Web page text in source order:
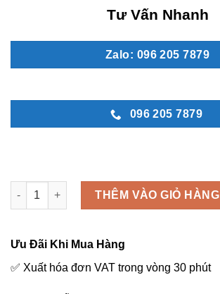
2.900.000 ₫.là:
Tư Vấn Nhanh
Zalo: 096 205 7879
096 205 7879
Vòng hoa tang lễ - MN 55 số lượng
THÊM VÀO GIỎ HÀNG
Ưu Đãi Khi Mua Hàng
✅ Xuất hóa đơn VAT trong vòng 30 phút